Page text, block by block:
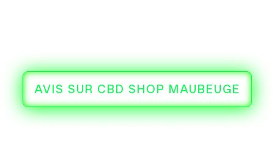
AVIS SUR CBD SHOP MAUBEUGE